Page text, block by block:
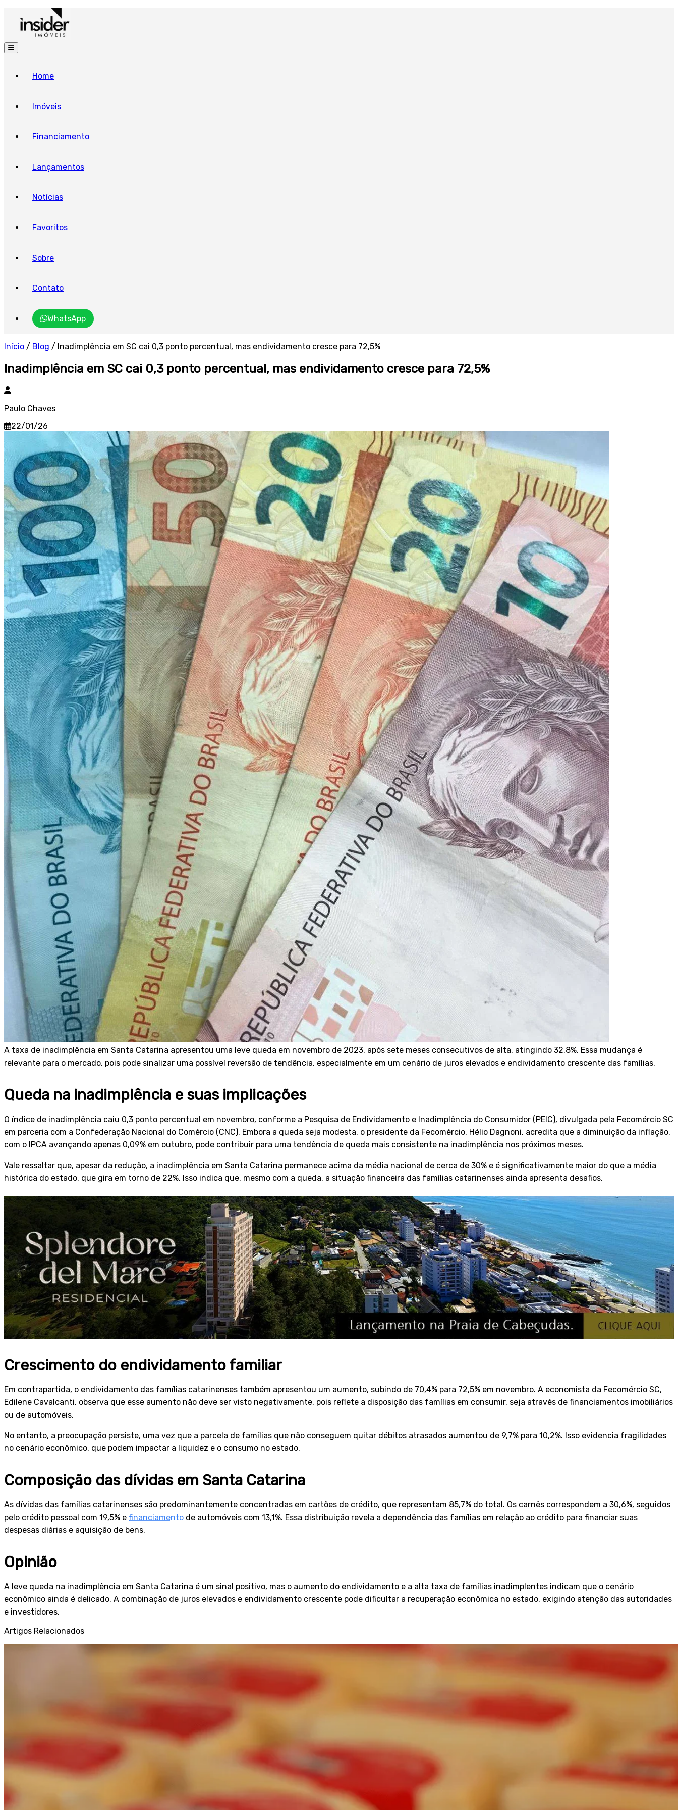
Home
Imóveis
Financiamento
Lançamentos
Notícias
Favoritos
Sobre
Contato
WhatsApp
Início / Blog / Inadimplência em SC cai 0,3 ponto percentual, mas endividamento cresce para 72,5%
Inadimplência em SC cai 0,3 ponto percentual, mas endividamento cresce para 72,5%
Paulo Chaves
22/01/26
A taxa de inadimplência em Santa Catarina apresentou uma leve queda em novembro de 2023, após sete meses consecutivos de alta, atingindo 32,8%. Essa mudança é
relevante para o mercado, pois pode sinalizar uma possível reversão de tendência, especialmente em um cenário de juros elevados e endividamento crescente das famílias.
Queda na inadimplência e suas implicações
O índice de inadimplência caiu 0,3 ponto percentual em novembro, conforme a Pesquisa de Endividamento e Inadimplência do Consumidor (PEIC), divulgada pela Fecomércio SC
em parceria com a Confederação Nacional do Comércio (CNC). Embora a queda seja modesta, o presidente da Fecomércio, Hélio Dagnoni, acredita que a diminuição da inflação,
com o IPCA avançando apenas 0,09% em outubro, pode contribuir para uma tendência de queda mais consistente na inadimplência nos próximos meses.
Vale ressaltar que, apesar da redução, a inadimplência em Santa Catarina permanece acima da média nacional de cerca de 30% e é significativamente maior do que a média
histórica do estado, que gira em torno de 22%. Isso indica que, mesmo com a queda, a situação financeira das famílias catarinenses ainda apresenta desafios.
Crescimento do endividamento familiar
Em contrapartida, o endividamento das famílias catarinenses também apresentou um aumento, subindo de 70,4% para 72,5% em novembro. A economista da Fecomércio SC,
Edilene Cavalcanti, observa que esse aumento não deve ser visto negativamente, pois reflete a disposição das famílias em consumir, seja através de financiamentos imobiliários
ou de automóveis.
No entanto, a preocupação persiste, uma vez que a parcela de famílias que não conseguem quitar débitos atrasados aumentou de 9,7% para 10,2%. Isso evidencia fragilidades
no cenário econômico, que podem impactar a liquidez e o consumo no estado.
Composição das dívidas em Santa Catarina
As dívidas das famílias catarinenses são predominantemente concentradas em cartões de crédito, que representam 85,7% do total. Os carnês correspondem a 30,6%, seguidos
pelo crédito pessoal com 19,5% e financiamento de automóveis com 13,1%. Essa distribuição revela a dependência das famílias em relação ao crédito para financiar suas
despesas diárias e aquisição de bens.
Opinião
A leve queda na inadimplência em Santa Catarina é um sinal positivo, mas o aumento do endividamento e a alta taxa de famílias inadimplentes indicam que o cenário
econômico ainda é delicado. A combinação de juros elevados e endividamento crescente pode dificultar a recuperação econômica no estado, exigindo atenção das autoridades
e investidores.
Artigos Relacionados